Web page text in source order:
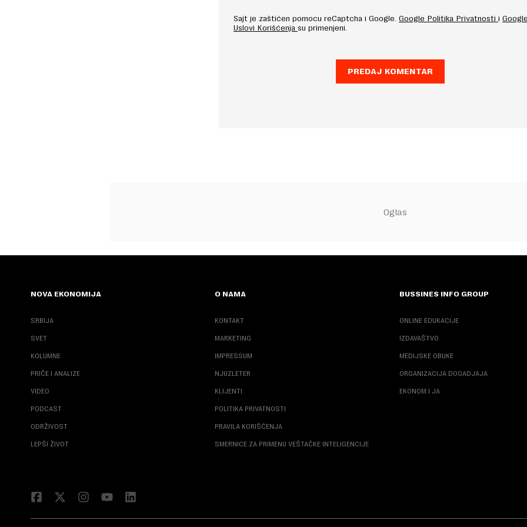
Sajt je zaštićen pomocu reCaptcha i Google. Google Politika Privatnosti i
Uslovi Korišćenja su primenjeni.
NOVA EKONOMIJA
SRBIJA
SVET
KOLUMNE
PRIČE I ANALIZE
VIDEO
PODCAST
ODRŽIVOST
LEPŠI ŽIVOT
O NAMA
KONTAKT
MARKETING
IMPRESSUM
NJUZLETER
KLIJENTI
POLITIKA PRIVATNOSTI
PRAVILA KORIŠĆENJA
SMERNICE ZA PRIMENU VEŠTAČKE INTELIGENCIJE
BUSSINES INFO GROUP
ONLINE EDUKACIJE
IZDAVAŠTVO
MEDIJSKE OBUKE
ORGANIZACIJA DOGADJAJA
EKONOM I JA